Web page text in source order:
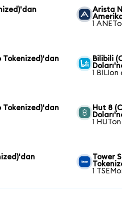
Arista
1
Tokenized)'dan
Bilibili
1 BILIon
Tokenized)'dan
Hut 8
1
Tower
1